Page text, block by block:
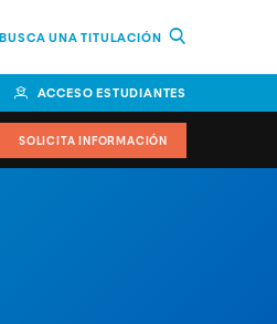
BUSCA UNA TITULACIÓN
ACCESO ESTUDIANTES
SOLICITA INFORMACIÓN